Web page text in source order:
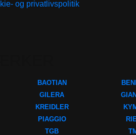
og privatlivspolitik
BAOTIAN
GILERA
KREIDLER
PIAGGIO
TGB